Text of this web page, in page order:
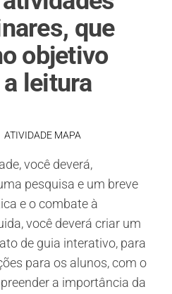
que
objetivo
leitura
ATIVIDADE MAPA
você deverá,
pesquisa e um breve
e o combate à
você deverá criar um
de guia interativo, para
para os alunos, com o
a importância da